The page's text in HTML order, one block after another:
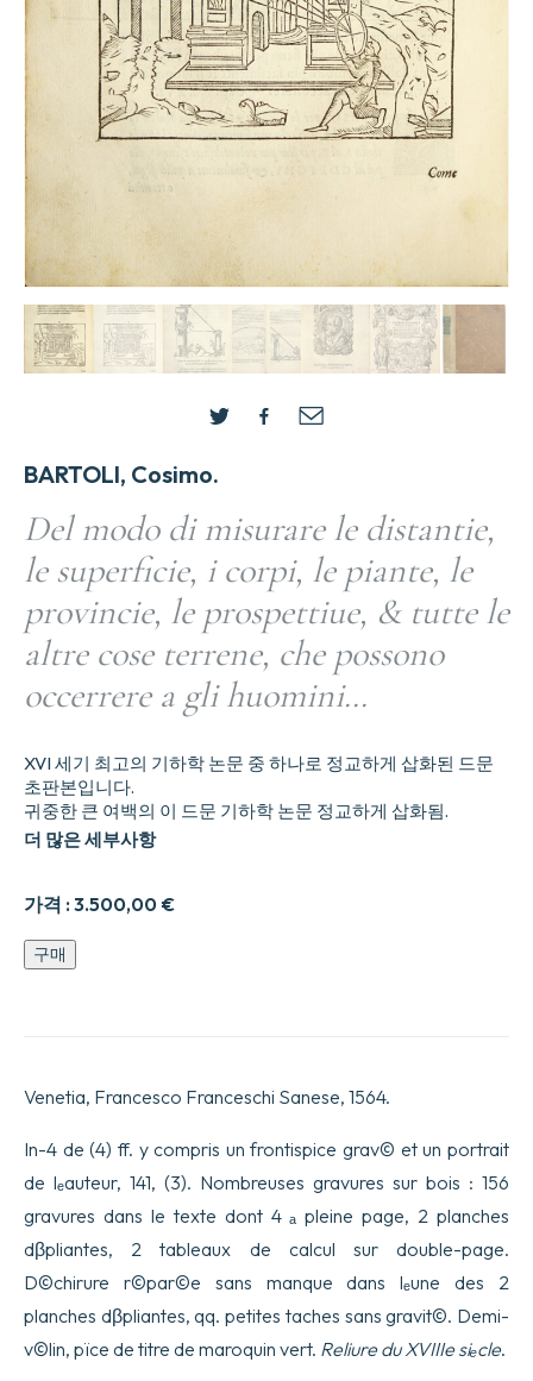
BARTOLI, Cosimo.
Del modo di misurare le distantie,
le superficie, i corpi, le piante, le
provincie, le prospettiue, & tutte le
altre cose terrene, che possono
occerrere a gli huomini…
가격 :3.500,00 €
XVI 세기 최고의 기하학 논문 중 하나로 정교하게 삽화된 드문
초판본입니다.
귀중한 큰 여백의 이 드문 기하학 논문 정교하게 삽화됨.
더 많은 세부사항
Del
modo
superficie,
corpi,
le
piante,
provincie,
le
prospettiue,
&
tutte
altre
구매
Venetia, Francesco Franceschi Sanese, 1564.
In-4 de (4) ff. y compris un frontispice grav© et un portrait
de lₑauteur, 141, (3). Nombreuses gravures sur bois : 156
gravures dans le texte dont 4 ₐ pleine page, 2 planches
dβpliantes, 2 tableaux de calcul sur double-page.
D©chirure r©par©e sans manque dans lₑune des 2
planches dβpliantes, qq. petites taches sans gravit©. Demi-
v©lin, pïce de titre de maroquin vert. Reliure du XVIIIe siₑcle.